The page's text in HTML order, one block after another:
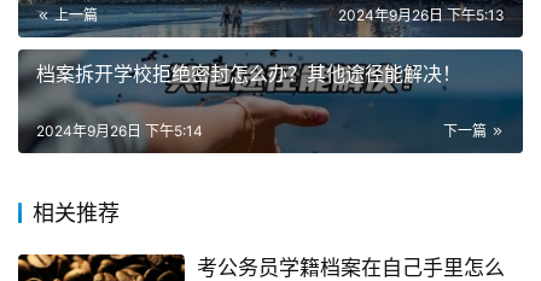
上一篇 2024年9月26日 下午5:13
档案拆开学校拒绝密封怎么办？其他途径能解决！
下一篇
2024年9月26日 下午5:14
相关推荐
考公务员学籍档案在自己手里怎么